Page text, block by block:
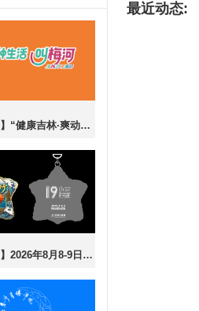
【游·赛事】“健康吉林·爽动盛夏”梅河口市2026全民乐跑嘉年华暨CBS10K公开赛梅河口站！
【游·活动】2026年8月8-9日第19届长春夜行43公里报名开放！
最近动态: